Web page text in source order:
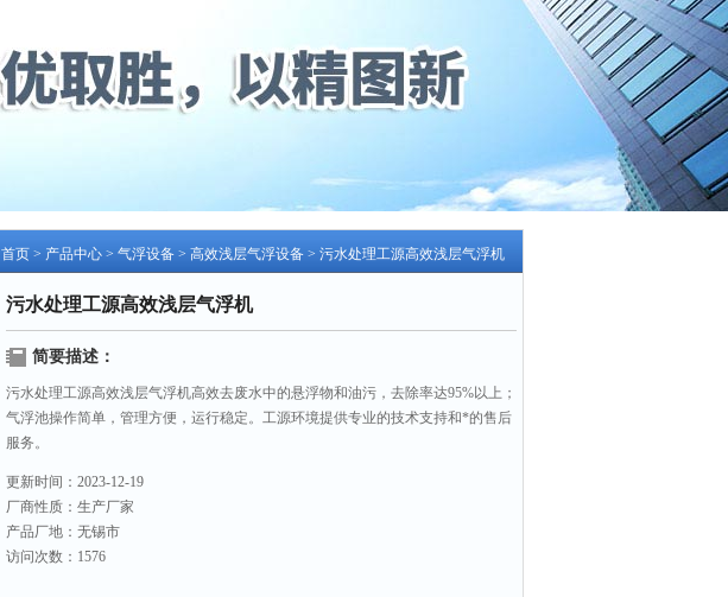
首页 > 产品中心 > 气浮设备 > 高效浅层气浮设备 > 污水处理工源高效浅层气浮机
污水处理工源高效浅层气浮机
简要描述：
污水处理工源高效浅层气浮机高效去废水中的悬浮物和油污，去除率达95%以上；
气浮池操作简单，管理方便，运行稳定。工源环境提供专业的技术支持和*的售后
服务。
更新时间： 2023-12-19
厂商性质： 生产厂家
产品厂地： 无锡市
访问次数： 1576